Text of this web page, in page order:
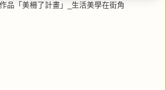
品「美柵了計畫」_生活美學在街角